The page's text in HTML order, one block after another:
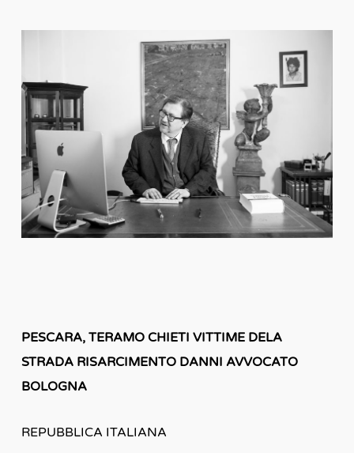
PESCARA, TERAMO CHIETI VITTIME DELA
STRADA RISARCIMENTO DANNI AVVOCATO
BOLOGNA
REPUBBLICA ITALIANA